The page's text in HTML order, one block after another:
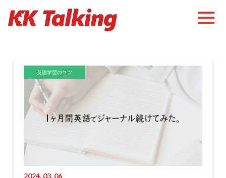
英語学習のコツ
2024. 03. 06